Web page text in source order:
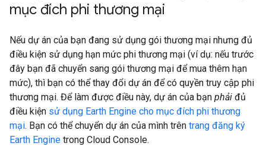
mục đích phi thương mại
Nếu dự án của bạn đang sử dụng gói thương mại nhưng đủ
điều kiện sử dụng hạn mức phi thương mại (ví dụ: nếu trước
đây bạn đã chuyển sang gói thương mại để mua thêm hạn
mức), thì bạn có thể thay đổi dự án để có quyền truy cập phi
thương mại. Để làm được điều này, dự án của bạn phải đủ
điều kiện sử dụng Earth Engine cho mục đích phi thương
mại. Bạn có thể chuyển dự án của mình trên trang đăng ký
Earth Engine trong Cloud Console.